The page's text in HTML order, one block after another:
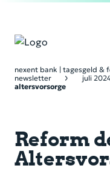
n
li
n
i
n
g
Unsere Produkte
Service &
Online Banking
nexent bank | tagesgeld &
newsletter
juli
altersvorsorge
Reform